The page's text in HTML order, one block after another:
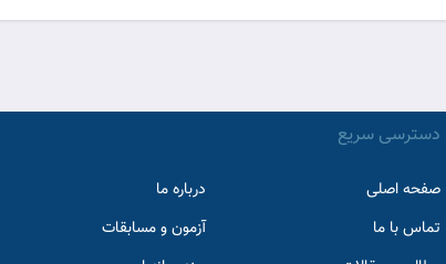
دسترسی سریع
صفحه اصلی
درباره ما
تماس با ما
آزمون و مسابقات